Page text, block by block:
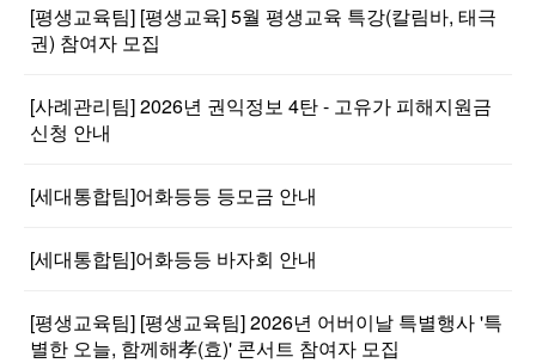
[평생교육팀] [평생교육] 5월 평생교육 특강(칼림바, 태극
권) 참여자 모집
[사례관리팀] 2026년 권익정보 4탄 - 고유가 피해지원금
신청 안내
[세대통합팀]어화등등 등모금 안내
[세대통합팀]어화등등 바자회 안내
[평생교육팀] [평생교육팀] 2026년 어버이날 특별행사 '특
별한 오늘, 함께해孝(효)' 콘서트 참여자 모집